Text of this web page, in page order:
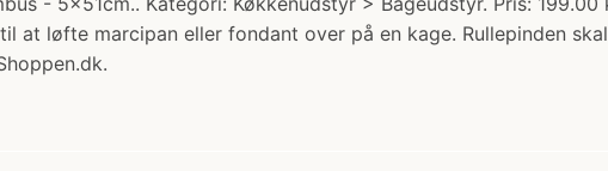
at løfte marcipan eller fondant over på en kage. Rullepinden